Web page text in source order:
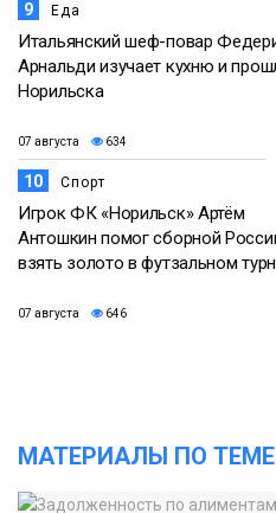
9 Еда
Итальянский шеф-повар
Арнальди изучает кухню и
Норильска
07 августа 634
10 Спорт
Игрок ФК «Норильск» Артём
Антошкин помог сборной
взять золото в футзальном
07 августа 646
МАТЕРИАЛЫ ПО